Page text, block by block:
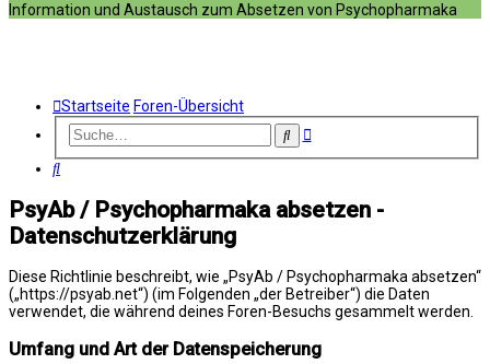
Information und Austausch zum Absetzen von Psychopharmaka
Startseite Foren-Übersicht
SucheErweiterte
Suche
PsyAb / Psychopharmaka absetzen -
Datenschutzerklärung
Diese Richtlinie beschreibt, wie „PsyAb / Psychopharmaka absetzen“
(„https://psyab.net“) (im Folgenden „der Betreiber“) die Daten
verwendet, die während deines Foren-Besuchs gesammelt werden.
Umfang und Art der Datenspeicherung